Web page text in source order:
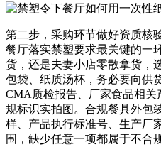
第二步，采购环节做好资质核
餐厅落实禁塑要求最关键的一
货，还是夫妻小店零散拿货，
包袋、纸质汤杯，务必要向供
CMA质检报告、厂家食品相
规标识实拍图。合规餐具外包
样、产品执行标准号、生产厂
围，缺少任意一项都属于不合